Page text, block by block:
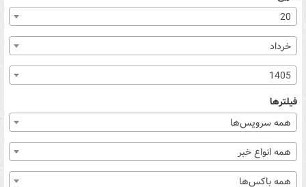
20
خرداد
1405
فیلترها
همه سرویس‌ها
همه انواع خبر
همه باکس‌ها